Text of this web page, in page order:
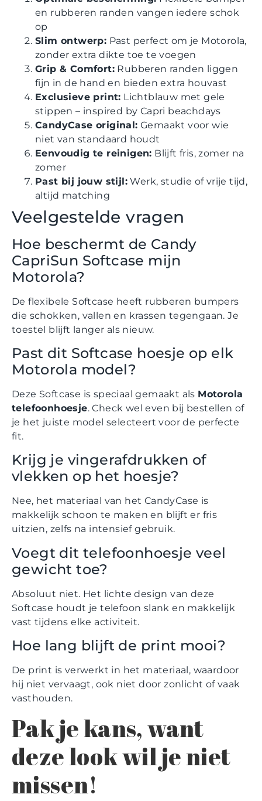
en rubberen randen vangen iedere schok
op
Slim ontwerp: Past perfect om je Motorola,
zonder extra dikte toe te voegen
Grip & Comfort: Rubberen randen liggen
fijn in de hand en bieden extra houvast
Exclusieve print: Lichtblauw met gele
stippen – inspired by Capri beachdays
CandyCase original: Gemaakt voor wie
niet van standaard houdt
Eenvoudig te reinigen: Blijft fris, zomer na
zomer
Past bij jouw stijl: Werk, studie of vrije tijd,
altijd matching
Veelgestelde vragen
Hoe beschermt de Candy
CapriSun Softcase mijn
Motorola?
De flexibele Softcase heeft rubberen bumpers
die schokken, vallen en krassen tegengaan. Je
toestel blijft langer als nieuw.
Past dit Softcase hoesje op elk
Motorola model?
Deze Softcase is speciaal gemaakt als Motorola
telefoonhoesje. Check wel even bij bestellen of
je het juiste model selecteert voor de perfecte
fit.
Krijg je vingerafdrukken of
vlekken op het hoesje?
Nee, het materiaal van het CandyCase is
makkelijk schoon te maken en blijft er fris
uitzien, zelfs na intensief gebruik.
Voegt dit telefoonhoesje veel
gewicht toe?
Absoluut niet. Het lichte design van deze
Softcase houdt je telefoon slank en makkelijk
vast tijdens elke activiteit.
Hoe lang blijft de print mooi?
De print is verwerkt in het materiaal, waardoor
hij niet vervaagt, ook niet door zonlicht of vaak
vasthouden.
Pak je kans, want
deze look wil je niet
missen!